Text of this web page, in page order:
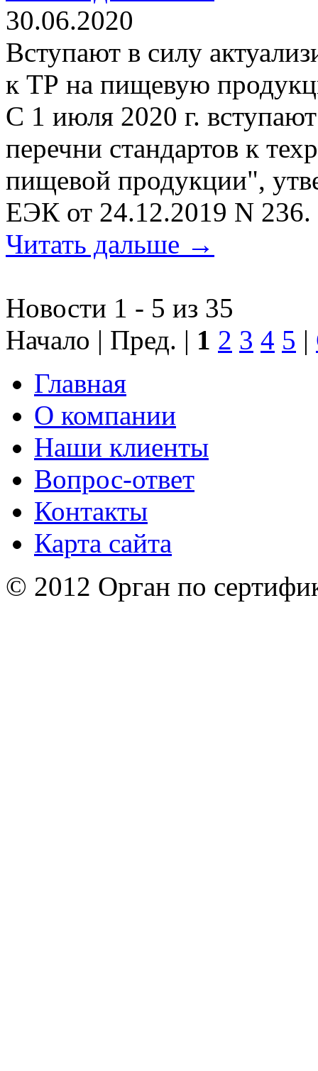
30.06.2020
Вступают в силу
к ТР на пищевую
С 1 июля 2020 г.
перечни стандартов к
пищевой продукции",
ЕЭК от 24.12.2019 N 236.
Читать дальше →
Новости 1 - 5 из 35
Начало | Пред. | 1 2 3 4 5 |
Главная
О компании
Наши клиенты
Bопрос-ответ
Контакты
Карта сайта
© 2012 Орган по